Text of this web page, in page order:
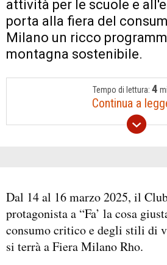
attività per le scuole e
porta alla fiera del
Milano un ricco
montagna sostenibile.
Tempo di lettura: 4
Continua a
Dal 14 al 16 marzo 2025, il
protagonista a “Fa’ la cosa
consumo critico e degli stili di
si terrà a Fiera Milano Rho.